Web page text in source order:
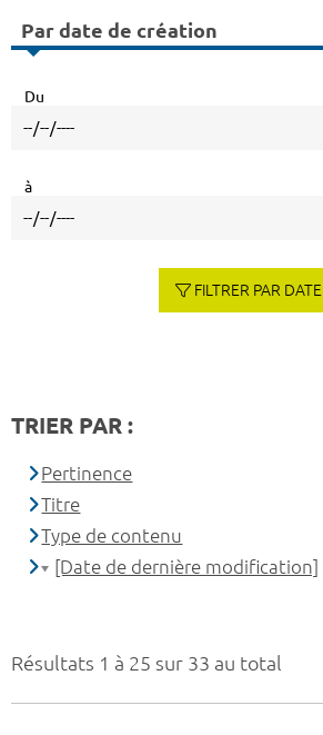
Résultats 1 à 25 sur 33 au total
Par date de création
Du
à
FILTRER PAR DATE
TRIER PAR :
Pertinence
Titre
Type de contenu
[Date de dernière modification]